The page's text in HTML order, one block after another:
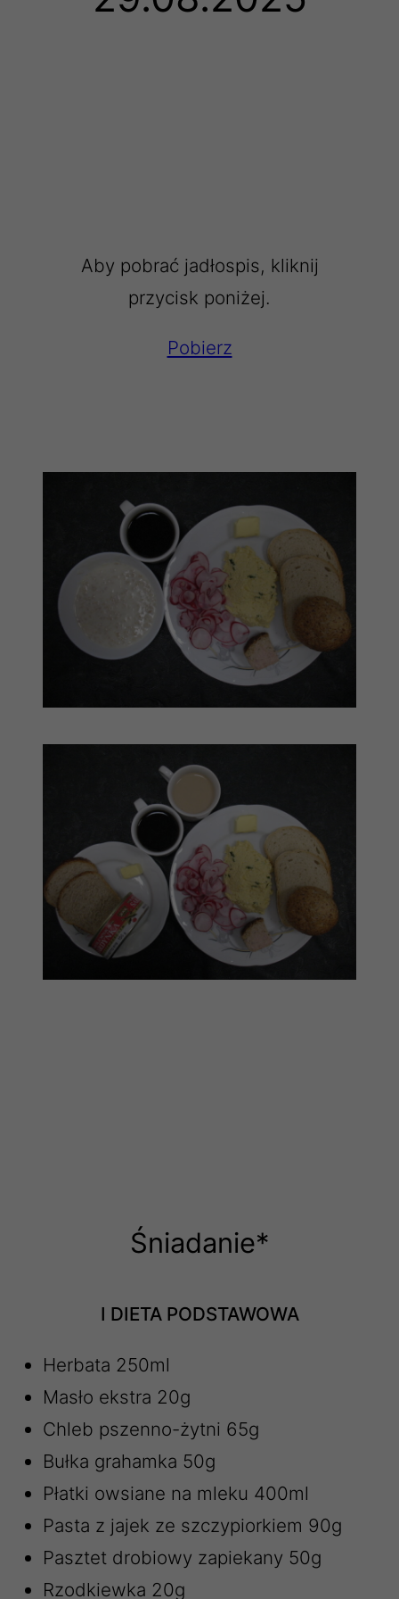
Aby pobrać jadłospis, kliknij
przycisk poniżej.
Pobierz
Śniadanie*
I DIETA PODSTAWOWA
Herbata 250ml
Masło ekstra 20g
Chleb pszenno-żytni 65g
Bułka grahamka 50g
Płatki owsiane na mleku 400ml
Pasta z jajek ze szczypiorkiem 90g
Pasztet drobiowy zapiekany 50g
Rzodkiewka 20g